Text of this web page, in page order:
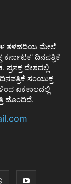
ತಳಹದಿಯ ಮೇಲೆ
ಕರ್ನಾಟಕ' ದಿನಪತ್ರಿಕೆ
ದೇಶದಲ್ಲಿ
ಸಂಯುಕ್ತ
ಏಕಕಾಲದಲ್ಲಿ
ಹೊಂದಿದೆ.